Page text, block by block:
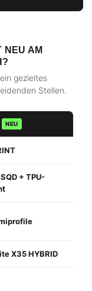
NEU AM
gezieltes
Stellen.
NEU
+ TPU-
X35 HYBRID